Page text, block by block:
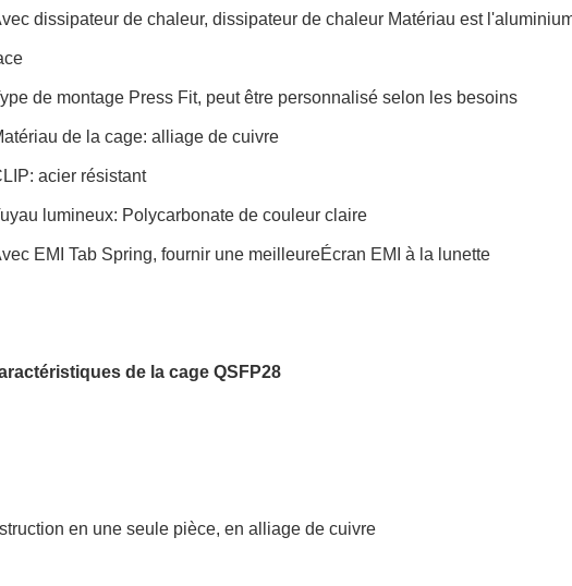
dissipateur de chaleur, dissipateur de chaleur Matériau est
de montage Press Fit, peut être personnalisé selon les besoins
de la cage: alliage de cuivre
acier résistant
lumineux: Polycarbonate de couleur claire
EMI Tab Spring, fournir une meilleureÉcran EMI à la lunette
de la cage QSFP28
en une seule pièce, en alliage de cuivre